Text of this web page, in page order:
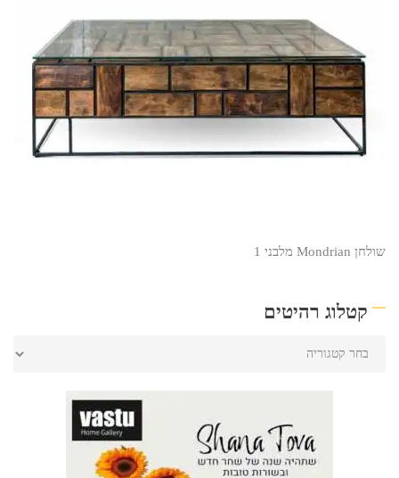
שולחן Mondrian מלבני 1
קטלוג רהיטים